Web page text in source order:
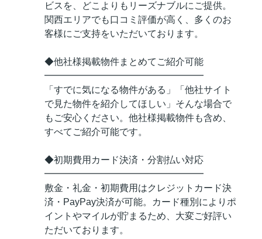
ビスを、どこよりもリーズナブルにご提供。
関西エリアでも口コミ評価が高く、多くのお
客様にご支持をいただいております。
◆他社様掲載物件まとめてご紹介可能
━━━━━━━━━━━━━━━━━
「すでに気になる物件がある」「他社サイト
で見た物件を紹介してほしい」そんな場合で
もご安心ください。他社様掲載物件も含め、
すべてご紹介可能です。
◆初期費用カード決済・分割払い対応
━━━━━━━━━━━━━━━━━
敷金・礼金・初期費用はクレジットカード決
済・PayPay決済が可能。カード種別によりポ
イントやマイルが貯まるため、大変ご好評い
ただいております。